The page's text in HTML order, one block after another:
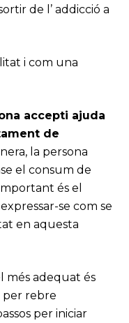
de l’ addicció a
i com una
accepti ajuda
de
la persona
el consum de
és el
se com se
en aquesta
més adequat és
per rebre
per iniciar